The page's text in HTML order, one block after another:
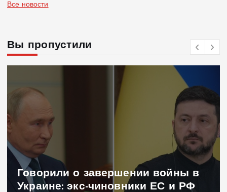
Все новости
Вы пропустили
Говорили о завершении войны в
Украине: экс-чиновники ЕС и РФ